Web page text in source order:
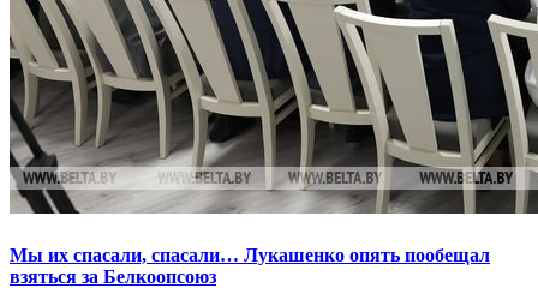
Мы их спасали, спасали… Лукашенко опять пообещал
взяться за Белкоопсоюз